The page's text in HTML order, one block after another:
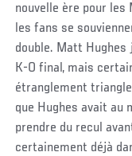
nouvelle ère pour
les fans se
double. Matt
K-O final, mais
étranglement
que Hughes avait au
prendre du recul
certainement déjà